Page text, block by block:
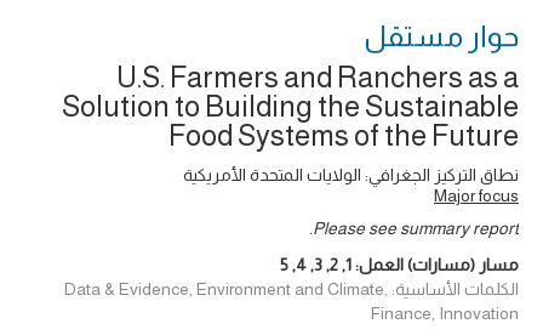
حوار ‎مستقل
U.S. Farmers and Ranchers as a
Solution to Building the Sustainable
Food Systems of the Future
نطاق التركيز الجغرافي: الولايات المتحدة الأمريكية
Major focus
Please see summary report.
مسار (مسارات) العمل:1
,
2
,
3
,
4
,
5
الكلمات الأساسية: Data & Evidence, Environment and Climate,
Finance, Innovation